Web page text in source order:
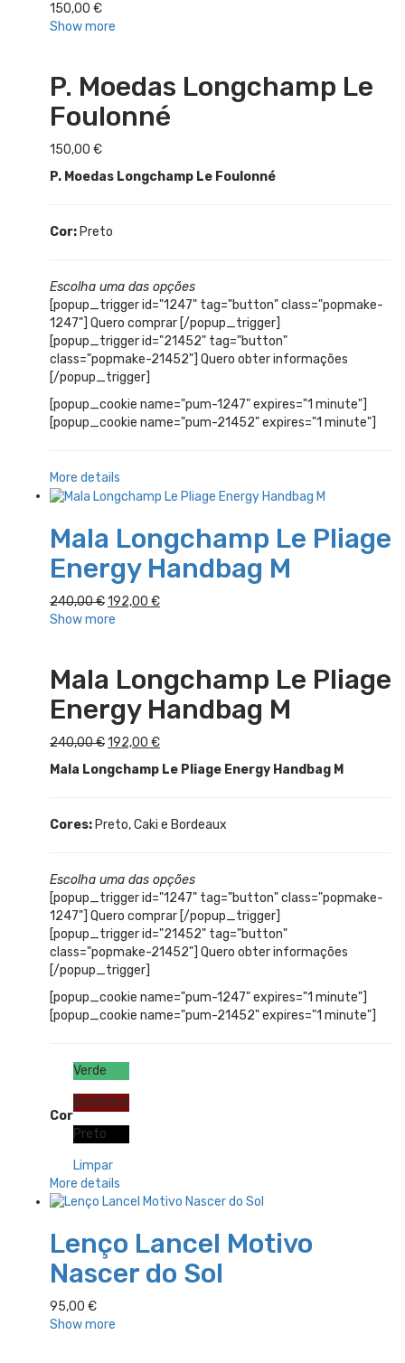
150,00 €
Show more
P. Moedas Longchamp Le
Foulonné
150,00 €
P. Moedas Longchamp Le Foulonné
Cor: Preto
Escolha uma das opções
[popup_trigger id="1247" tag="button" class="popmake-
1247"] Quero comprar [/popup_trigger]
[popup_trigger id="21452" tag="button"
class="popmake-21452"] Quero obter informações
[/popup_trigger]
[popup_cookie name="pum-1247" expires="1 minute"]
[popup_cookie name="pum-21452" expires="1 minute"]
More details
Mala Longchamp Le Pliage
Energy Handbag M
240,00€O
preço
240,00 €.
192,00 €O
192,00 €.
Show more
Mala Longchamp Le Pliage
Energy Handbag M
240,00€O
original
192,00 €O
atual
Mala Longchamp Le Pliage Energy Handbag M
Cores: Preto, Caki e Bordeaux
Escolha uma das opções
[popup_trigger id="1247" tag="button" class="popmake-
1247"] Quero comprar [/popup_trigger]
[popup_trigger id="21452" tag="button"
class="popmake-21452"] Quero obter informações
[/popup_trigger]
[popup_cookie name="pum-1247" expires="1 minute"]
[popup_cookie name="pum-21452" expires="1 minute"]
Cor
Verde
Bordeaux
Preto
Limpar
More details
Lenço Lancel Motivo
Nascer do Sol
95,00 €
Show more